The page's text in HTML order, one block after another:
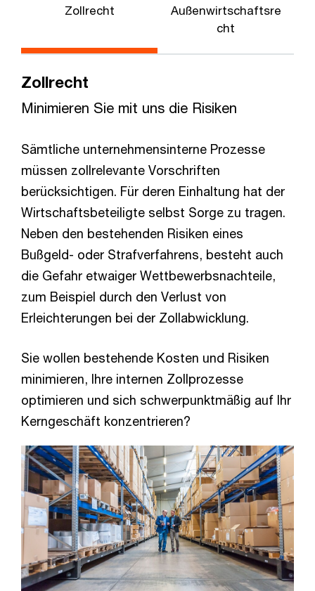
Zollrecht
Außenwirtschaftsre
cht
Zollrecht
Minimieren Sie mit uns die Risiken
Sämtliche unternehmensinterne Prozesse
müssen zollrelevante Vorschriften
berücksichtigen. Für deren Einhaltung hat der
Wirtschaftsbeteiligte selbst Sorge zu tragen.
Neben den bestehenden Risiken eines
Bußgeld- oder Strafverfahrens, besteht auch
die Gefahr etwaiger Wettbewerbsnachteile,
zum Beispiel durch den Verlust von
Erleichterungen bei der Zollabwicklung.
Sie wollen bestehende Kosten und Risiken
minimieren, Ihre internen Zollprozesse
optimieren und sich schwerpunktmäßig auf Ihr
Kerngeschäft konzentrieren?